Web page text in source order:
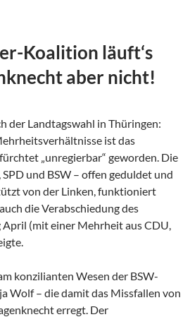
Koalition läuft‘s
aber nicht!
der Landtagswahl in Thüringen:
ist das
„unregierbar“ geworden. Die
und BSW – offen geduldet und
von der Linken, funktioniert
die Verabschiedung des
April (mit einer Mehrheit aus CDU,
konzilianten Wesen der BSW-
Wolf – die damit das Missfallen von
erregt. Der